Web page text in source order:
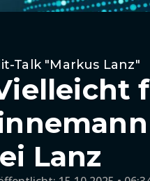
Talk "Markus Lanz"
Lanz